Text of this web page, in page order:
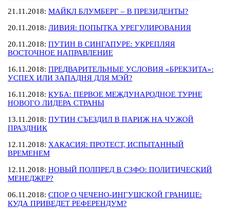
21.11.2018: МАЙКЛ БЛУМБЕРГ – В ПРЕЗИДЕНТЫ?
20.11.2018: ЛИВИЯ: ПОПЫТКА УРЕГУЛИРОВАНИЯ
20.11.2018: ПУТИН В СИНГАПУРЕ: УКРЕПЛЯЯ
ВОСТОЧНОЕ НАПРАВЛЕНИЕ
16.11.2018: ПРЕДВАРИТЕЛЬНЫЕ УСЛОВИЯ «БРЕКЗИТА»:
УСПЕХ ИЛИ ЗАПАДНЯ ДЛЯ МЭЙ?
16.11.2018: КУБА: ПЕРВОЕ МЕЖДУНАРОДНОЕ ТУРНЕ
НОВОГО ЛИДЕРА СТРАНЫ
13.11.2018: ПУТИН СЪЕЗДИЛ В ПАРИЖ НА ЧУЖОЙ
ПРАЗДНИК
12.11.2018: ХАКАСИЯ: ПРОТЕСТ, ИСПЫТАННЫЙ
ВРЕМЕНЕМ
12.11.2018: НОВЫЙ ПОЛПРЕД В СЗФО: ПОЛИТИЧЕСКИЙ
МЕНЕДЖЕР?
06.11.2018: СПОР О ЧЕЧЕНО-ИНГУШСКОЙ ГРАНИЦЕ:
КУДА ПРИВЕДЕТ РЕФЕРЕНДУМ?